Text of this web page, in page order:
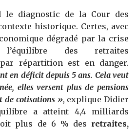
le diagnostic de la Cour des
historique. Certes, avec
dégradé par la crise
des retraites
répartition est en danger.
en déficit depuis 5 ans. Cela veut
elles versent plus de pensions
de cotisations », explique Didier
a atteint 4,4 milliards
plus de 6 % des retraites,